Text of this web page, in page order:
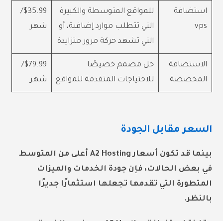
استضافة
vps
للمواقع المتوسطة والكبيرة
التي تتطلب موارد إضافية، أو
التي تشهد حركة مرور متزايدة
$35.99/
شهر
الاستضافة
المخصصة
حل مصمم خصيصًا
للاحتياجات المتقدمة للمواقع
$79.99/
شهر
السعر مقابل الجودة
بينما قد تكون أسعار A2 Hosting أعلى من المتوسط
في بعض الحالات، فإن جودة الخدمات والميزات
المتطورة التي تقدمها تجعلها استثمارًا جديرًا
بالنظر.